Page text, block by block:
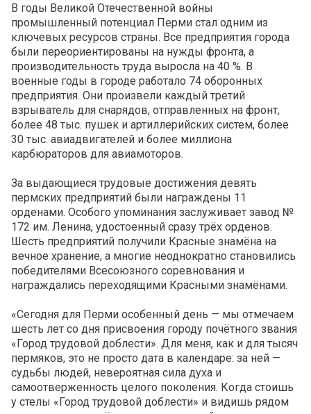
В годы Великой Отечественной войны
промышленный потенциал Перми стал одним из
ключевых ресурсов страны. Все предприятия города
были переориентированы на нужды фронта, а
производительность труда выросла на 40 %. В
военные годы в городе работало 74 оборонных
предприятия. Они произвели каждый третий
взрыватель для снарядов, отправленных на фронт,
более 48 тыс. пушек и артиллерийских систем, более
30 тыс. авиадвигателей и более миллиона
карбюраторов для авиамоторов.
За выдающиеся трудовые достижения девять
пермских предприятий были награждены 11
орденами. Особого упоминания заслуживает завод №
172 им. Ленина, удостоенный сразу трёх орденов.
Шесть предприятий получили Красные знамёна на
вечное хранение, а многие неоднократно становились
победителями Всесоюзного соревнования и
награждались переходящими Красными знамёнами.
«Сегодня для Перми особенный день — мы отмечаем
шесть лет со дня присвоения городу почётного звания
«Город трудовой доблести». Для меня, как и для тысяч
пермяков, это не просто дата в календаре: за ней —
судьбы людей, невероятная сила духа и
самоотверженность целого поколения. Когда стоишь
у стелы «Город трудовой доблести» и видишь рядом